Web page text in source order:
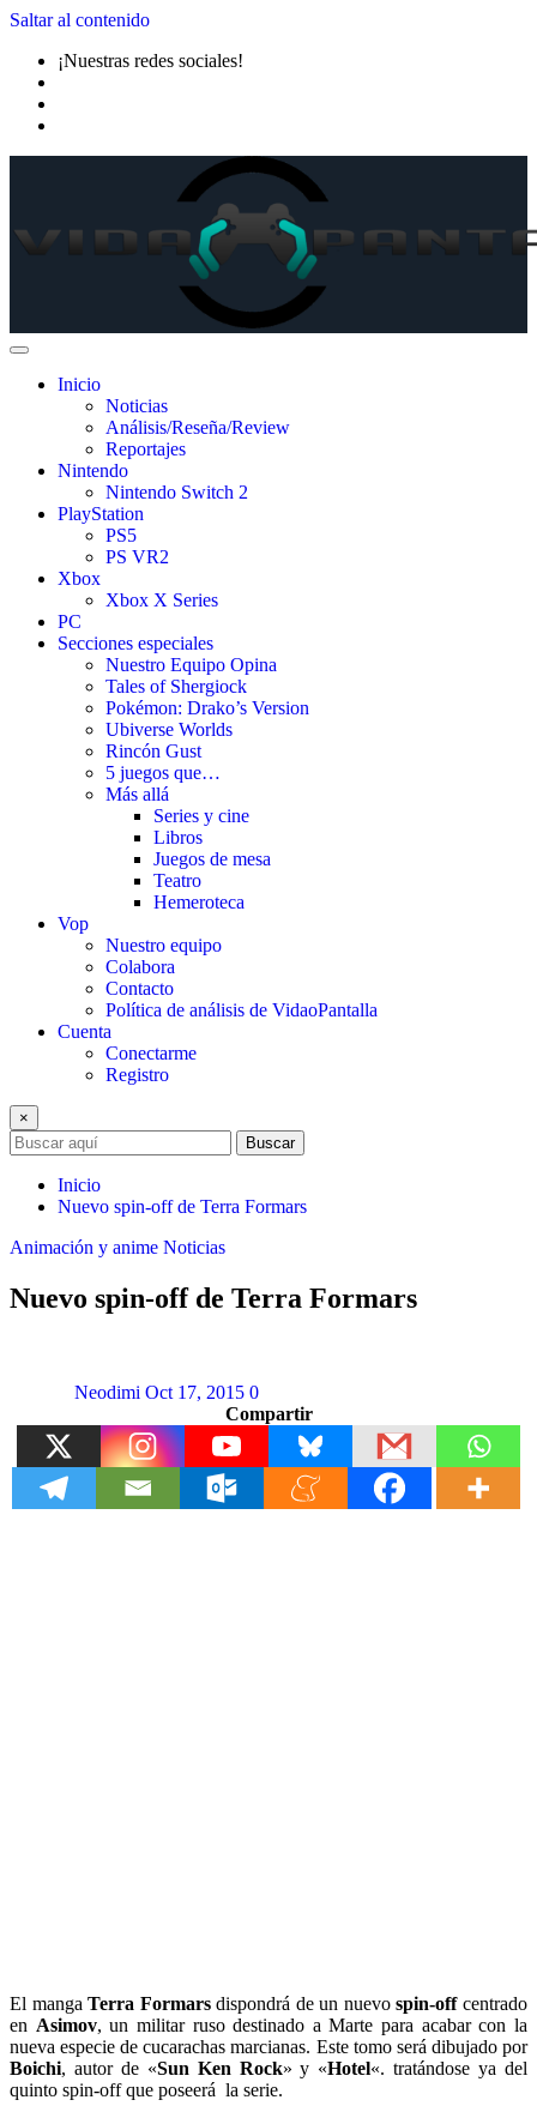
Saltar al contenido
¡Nuestras redes sociales!
Inicio
Noticias
Análisis/Reseña/Review
Reportajes
Nintendo
Nintendo Switch 2
PlayStation
PS5
PS VR2
Xbox
Xbox X Series
PC
Secciones especiales
Nuestro Equipo Opina
Tales of Shergiock
Pokémon: Drako’s Version
Ubiverse Worlds
Rincón Gust
5 juegos que…
Más allá
Series y cine
Libros
Juegos de mesa
Teatro
Hemeroteca
Vop
Nuestro equipo
Colabora
Contacto
Política de análisis de VidaoPantalla
Cuenta
Conectarme
Registro
×
Buscar
Inicio
Nuevo spin-off de Terra Formars
Animación y anime Noticias
Nuevo spin-off de Terra Formars
Neodimi Oct 17, 2015 0
Compartir
El mangaTerra Formarsdispondrá de un nuevospin-offcentrado
en Asimov, un militar ruso destinado a Marte para acabar con la
nueva especie de cucarachas marcianas. Este tomo será dibujado por
Boichi, autor de «Sun Ken Rock» y «Hotel«. tratándose ya del
quinto spin-off que poseerá la serie.